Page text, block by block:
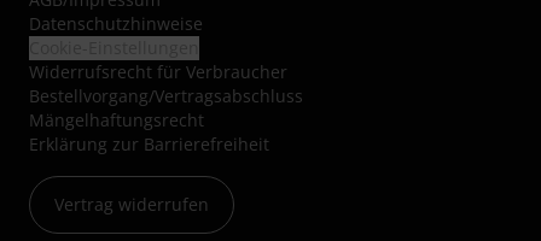
Datenschutzhinweise
Widerrufsrecht für Verbraucher
Bestellvorgang/Vertragsabschluss
Mängelhaftungsrecht
Erklärung zur Barrierefreiheit
Vertrag widerrufen